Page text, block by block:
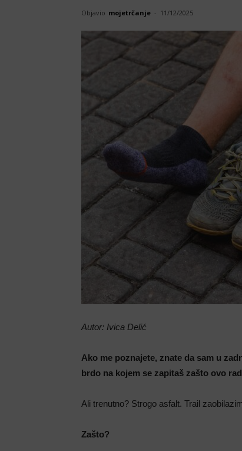
Objavio mojetrčanje - 11/12/2025
Autor: Ivica Delić
Ako me poznajete, znate da sam u
brdo na kojem se zapitaš zašto ovo
Ali trenutno? Strogo asfalt. Trail
Zašto?